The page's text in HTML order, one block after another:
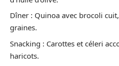
Dîner : Quinoa avec brocoli
graines.
Snacking : Carottes et céleri
haricots.